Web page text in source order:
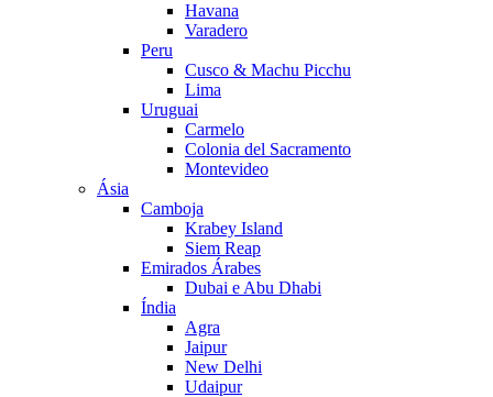
Havana
Varadero
Peru
Cusco & Machu Picchu
Lima
Uruguai
Carmelo
Colonia del Sacramento
Montevideo
Ásia
Camboja
Krabey Island
Siem Reap
Emirados Árabes
Dubai e Abu Dhabi
Índia
Agra
Jaipur
New Delhi
Udaipur